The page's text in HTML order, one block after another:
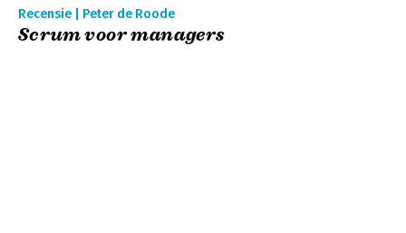
Recensie | Peter de Roode
Scrum voor managers